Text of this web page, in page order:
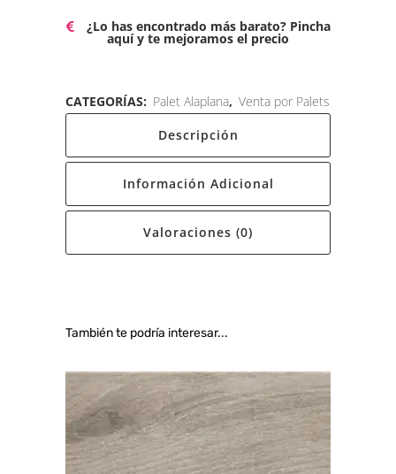
¿Lo has encontrado más barato? Pincha
aquí y te mejoramos el precio
CATEGORÍAS: Palet Alaplana, Venta por Palets
Descripción
Información Adicional
Valoraciones (0)
También te podría interesar...